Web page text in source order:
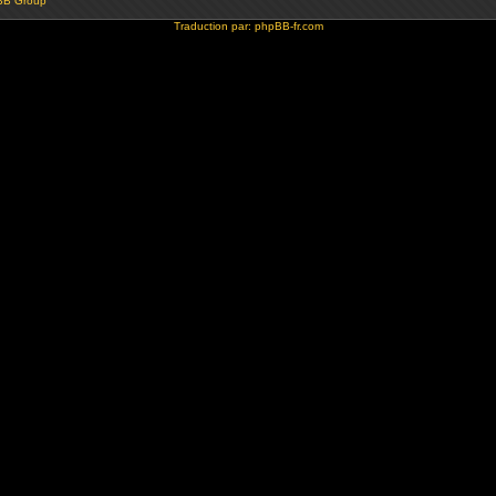
Traduction par: phpBB-fr.com